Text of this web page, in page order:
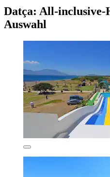
Datça: All-inclusive-
Auswahl